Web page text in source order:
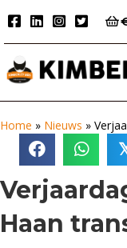
Home » Nieuws »
Haan